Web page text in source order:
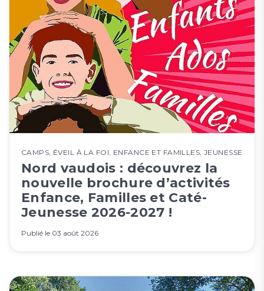
CAMPS, ÉVEIL À LA FOI, ENFANCE ET FAMILLES, JEUNESSE
Nord vaudois : découvrez la
nouvelle brochure d’activités
Enfance, Familles et Caté-
Jeunesse 2026-2027 !
Publié le 03 août 2026